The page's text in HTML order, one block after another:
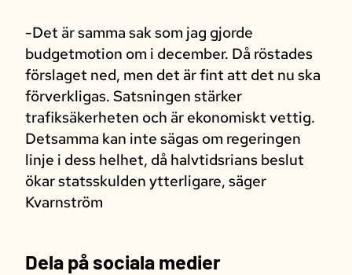
-Det är samma sak som jag gjorde
budgetmotion om i december. Då röstades
förslaget ned, men det är fint att det nu ska
förverkligas. Satsningen stärker
trafiksäkerheten och är ekonomiskt vettig.
Detsamma kan inte sägas om regeringen
linje i dess helhet, då halvtidsrians beslut
ökar statsskulden ytterligare, säger
Kvarnström
Dela på sociala medier